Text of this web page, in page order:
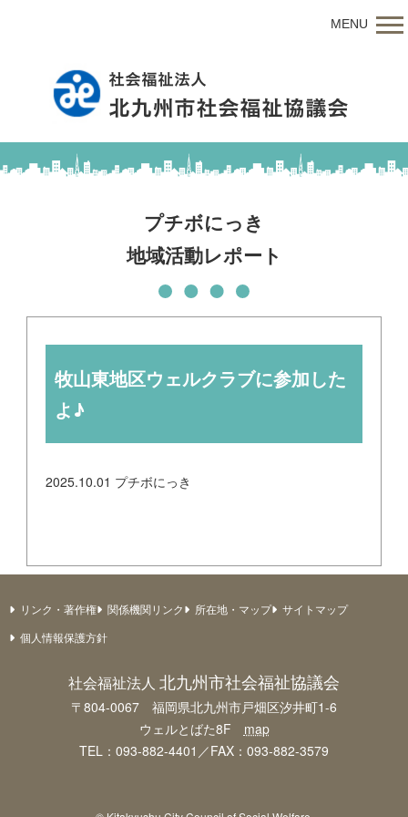
MENU
プチボにっき
地域活動レポート
牧山東地区ウェルクラブに参加した
よ♪
2025.10.01 プチボにっき
リンク・著作権 関係機関リンク 所在地・マップ
サイトマップ
個人情報保護方針
社会福祉法人 北九州市社会福祉協議会
〒804-0067 福岡県北九州市戸畑区汐井町1-6
ウェルとばた8F map
TEL：093-882-4401／FAX：093-882-3579